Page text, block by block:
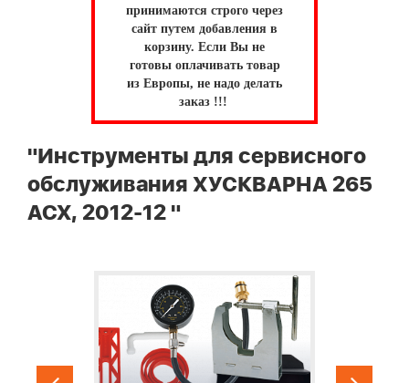
принимаются строго через
сайт путем добавления в
корзину. Если Вы не
готовы оплачивать товар
из Европы, не надо делать
заказ !!!
"Инструменты для сервисного
обслуживания ХУСКВАРНА 265
ACX, 2012-12 "